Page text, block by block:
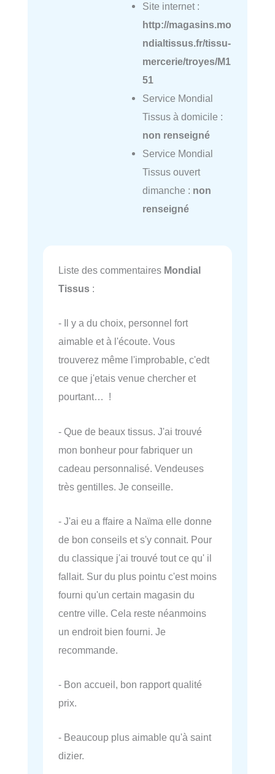
Site internet :
http://magasins.mo
ndialtissus.fr/tissu-
mercerie/troyes/M1
51
Service Mondial
Tissus à domicile :
non renseigné
Service Mondial
Tissus ouvert
dimanche : non
renseigné
Liste des commentaires Mondial
Tissus :
- Il y a du choix, personnel fort
aimable et à l'écoute. Vous
trouverez même l'improbable, c'edt
ce que j'etais venue chercher et
pourtant… !
- Que de beaux tissus. J'ai trouvé
mon bonheur pour fabriquer un
cadeau personnalisé. Vendeuses
très gentilles. Je conseille.
- J'ai eu a ffaire a Naïma elle donne
de bon conseils et s'y connait. Pour
du classique j'ai trouvé tout ce qu' il
fallait. Sur du plus pointu c'est moins
fourni qu'un certain magasin du
centre ville. Cela reste néanmoins
un endroit bien fourni. Je
recommande.
- Bon accueil, bon rapport qualité
prix.
- Beaucoup plus aimable qu'à saint
dizier.